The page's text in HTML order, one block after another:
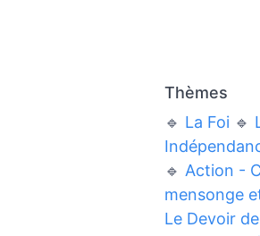
Thèmes
🔹 La Foi 🔹
🔹 Action -
mensonge
Le Devoir